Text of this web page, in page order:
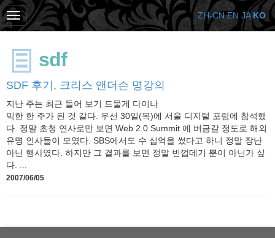
sdf
SDF 후기, 크리스 앤더슨 명강의
지난 주는 최근 들어 보기 드물게 다이나
믹한 한 주가 된 것 같다. 우선 30일(목)에 서울 디지털 포럼에 참석했
다. 정말 초청 연사로만 보면 Web 2.0 Summit 에 버금갈 정도로 해외
유명 인사들이 모였다. SBS에서도 수 십억을 썼다고 하니 정말 장난
아닌 행사였다. 하지만 그 결과를 보면 정말 빈껍데기 뿐이 아닌가 싶
다. ...
2007/06/05
ZH-CN EN JA KO